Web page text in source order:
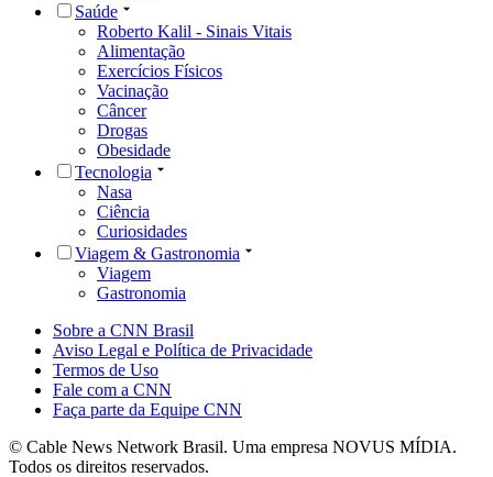
Saúde
Roberto Kalil - Sinais Vitais
Alimentação
Exercícios Físicos
Vacinação
Câncer
Drogas
Obesidade
Tecnologia
Nasa
Ciência
Curiosidades
Viagem & Gastronomia
Viagem
Gastronomia
Sobre a CNN Brasil
Aviso Legal e Política de Privacidade
Termos de Uso
Fale com a CNN
Faça parte da Equipe CNN
© Cable News Network Brasil. Uma empresa NOVUS MÍDIA.
Todos os direitos reservados.